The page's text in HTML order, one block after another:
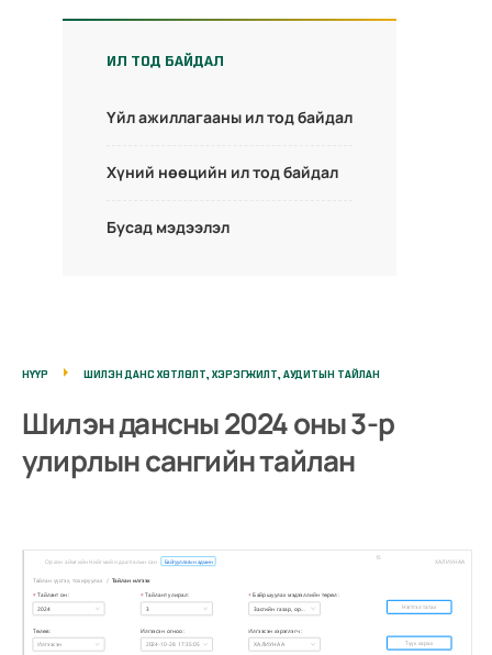
ИЛ ТОД БАЙДАЛ
Үйл ажиллагааны ил тод байдал
Хүний нөөцийн ил тод байдал
Бусад мэдээлэл
НҮҮР ШИЛЭН ДАНС ХӨТЛӨЛТ, ХЭРЭГЖИЛТ, АУДИТЫН ТАЙЛАН
Шилэн дансны 2024 оны 3-р
улирлын сангийн тайлан